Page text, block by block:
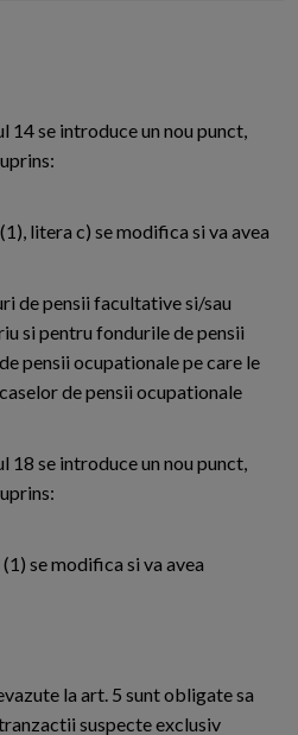
14 se introduce un nou punct,
litera c) se modifica si va avea
de pensii facultative si/sau
si pentru fondurile de pensii
pensii ocupationale pe care le
de pensii ocupationale
18 se introduce un nou punct,
se modifica si va avea
la art. 5 sunt obligate sa
suspecte exclusiv